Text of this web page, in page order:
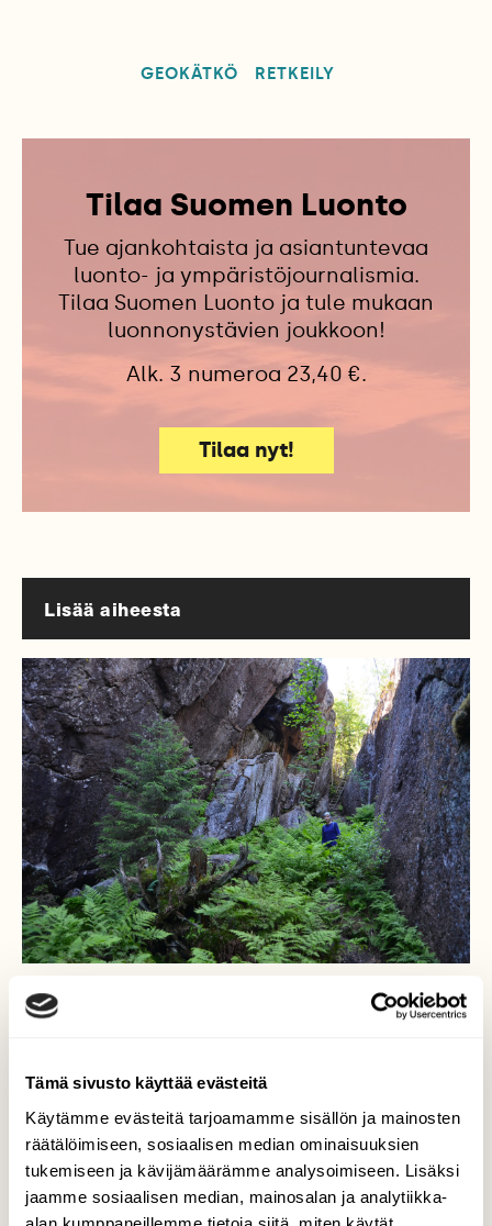
Tämä sivusto käyttää evästeitä
Käytämme evästeitä tarjoamamme sisällön ja mainosten
räätälöimiseen, sosiaalisen median ominaisuuksien
tukemiseen ja kävijämäärämme analysoimiseen. Lisäksi
jaamme sosiaalisen median, mainosalan ja analytiikka-
GEOKÄTKÖ RETKEILY
Tilaa Suomen Luonto
Tue ajankohtaista ja asiantuntevaa
luonto- ja ympäristöjournalismia.
Tilaa Suomen Luonto ja tule mukaan
luonnonystävien joukkoon!
Alk. 3 numeroa 23,40 €.
Tilaa nyt!
Lisää aiheesta
Georetkivinkki: Piiloon Puumalan